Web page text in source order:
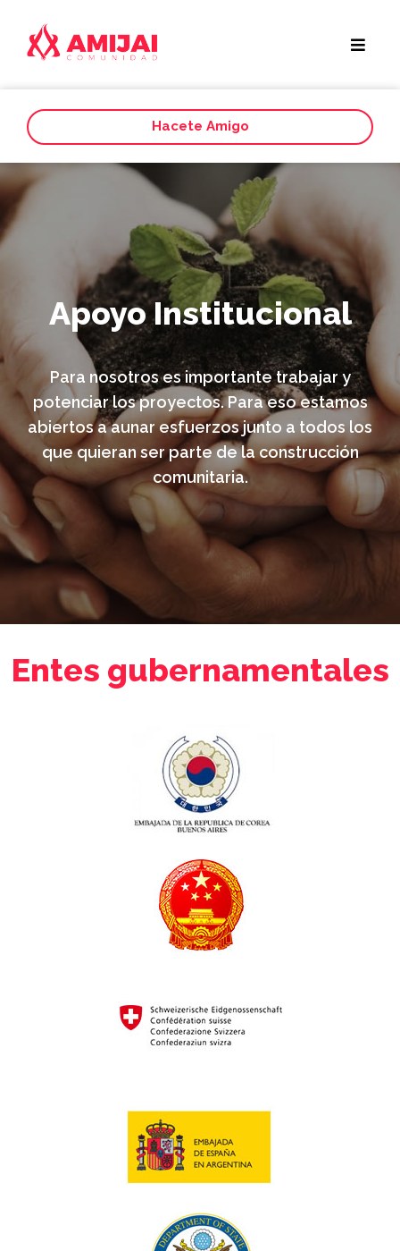
Hacete Amigo
Apoyo Institucional
Para nosotros es importante trabajar y
potenciar los proyectos. Para eso estamos
abiertos a aunar esfuerzos junto a todos los
que quieran ser parte de la construcción
comunitaria.
Entes gubernamentales